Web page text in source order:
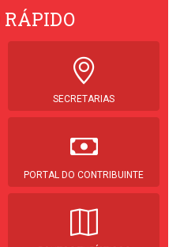
RÁPIDO
SECRETARIAS
PORTAL DO CONTRIBUINTE